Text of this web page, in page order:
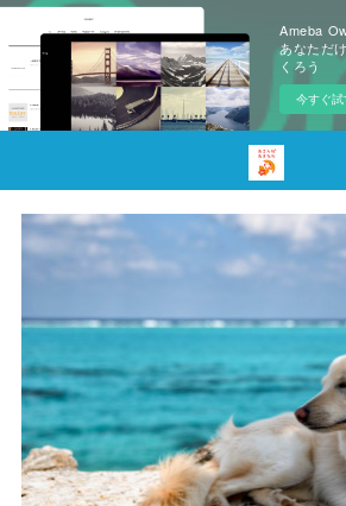
Ameba
あなただ
くろう
今すぐ